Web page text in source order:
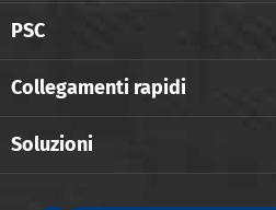
PSC
Collegamenti rapidi
Soluzioni